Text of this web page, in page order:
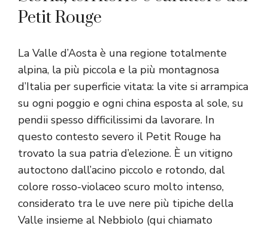
Petit Rouge
La Valle d’Aosta è una regione totalmente
alpina, la più piccola e la più montagnosa
d’Italia per superficie vitata: la vite si arrampica
su ogni poggio e ogni china esposta al sole, su
pendii spesso difficilissimi da lavorare. In
questo contesto severo il Petit Rouge ha
trovato la sua patria d’elezione. È un vitigno
autoctono dall’acino piccolo e rotondo, dal
colore rosso-violaceo scuro molto intenso,
considerato tra le uve nere più tipiche della
Valle insieme al Nebbiolo (qui chiamato